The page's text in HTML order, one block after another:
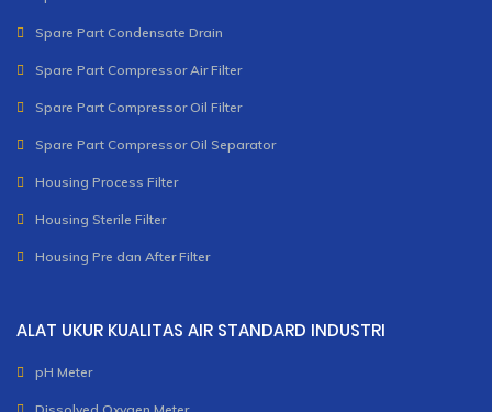
Spare Part Condensate Drain
Spare Part Compressor Air Filter
Spare Part Compressor Oil Filter
Spare Part Compressor Oil Separator
Housing Process Filter
Housing Sterile Filter
Housing Pre dan After Filter
ALAT UKUR KUALITAS AIR STANDARD INDUSTRI
pH Meter